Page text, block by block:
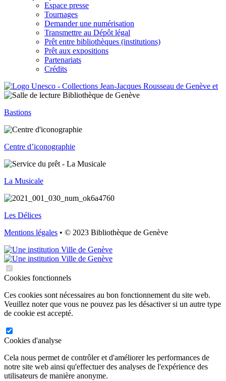
Espace presse
Tournages
Demander une numérisation
Transmettre au Dépôt légal
Prêt entre bibliothèques (institutions)
Prêt aux expositions
Partenariats
Crédits
Bastions
Centre d’iconographie
La Musicale
Les Délices
Mentions légales • © 2023 Bibliothèque de Genève
Cookies fonctionnels
Ces cookies sont nécessaires au bon fonctionnement du site web.
Veuillez noter que vous ne pouvez pas les désactiver si un autre type
de cookie est accepté.
Cookies d'analyse
Cela nous permet de contrôler et d'améliorer les performances de
notre site web ainsi qu'effectuer des analyses de l'expérience des
utilisateurs de manière anonyme.